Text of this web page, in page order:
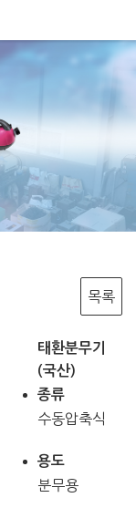
목록
태환분무기
(국산)
종류
수동압축식
용도
분무용